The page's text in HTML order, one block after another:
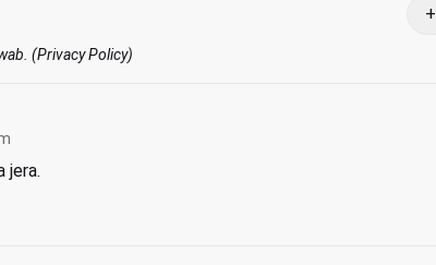
(Privacy Policy)
jera.